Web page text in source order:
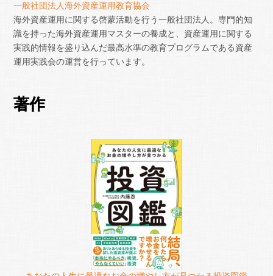
一般社団法人海外資産運用教育協会
海外資産運用に関する啓蒙活動を行う一般社団法人。専門的知
識を持った海外資産運用マスターの養成と、資産運用に関する
実践的情報を盛り込んだ最高水準の教育プログラムである資産
運用実践会の運営を行っています。
著作